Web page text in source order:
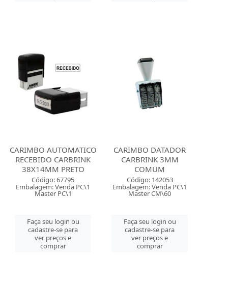
CARIMBO AUTOMATICO
RECEBIDO CARBRINK
38X14MM PRETO
Código: 67795
Embalagem: Venda PC\1
Master PC\1
Faça seu login ou
cadastre-se para
ver preços e
comprar
CARIMBO DATADOR
CARBRINK 3MM
COMUM
Código: 142053
Embalagem: Venda PC\1
Master CM\60
Faça seu login ou
cadastre-se para
ver preços e
comprar